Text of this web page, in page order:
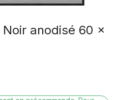
anodisé 60 x